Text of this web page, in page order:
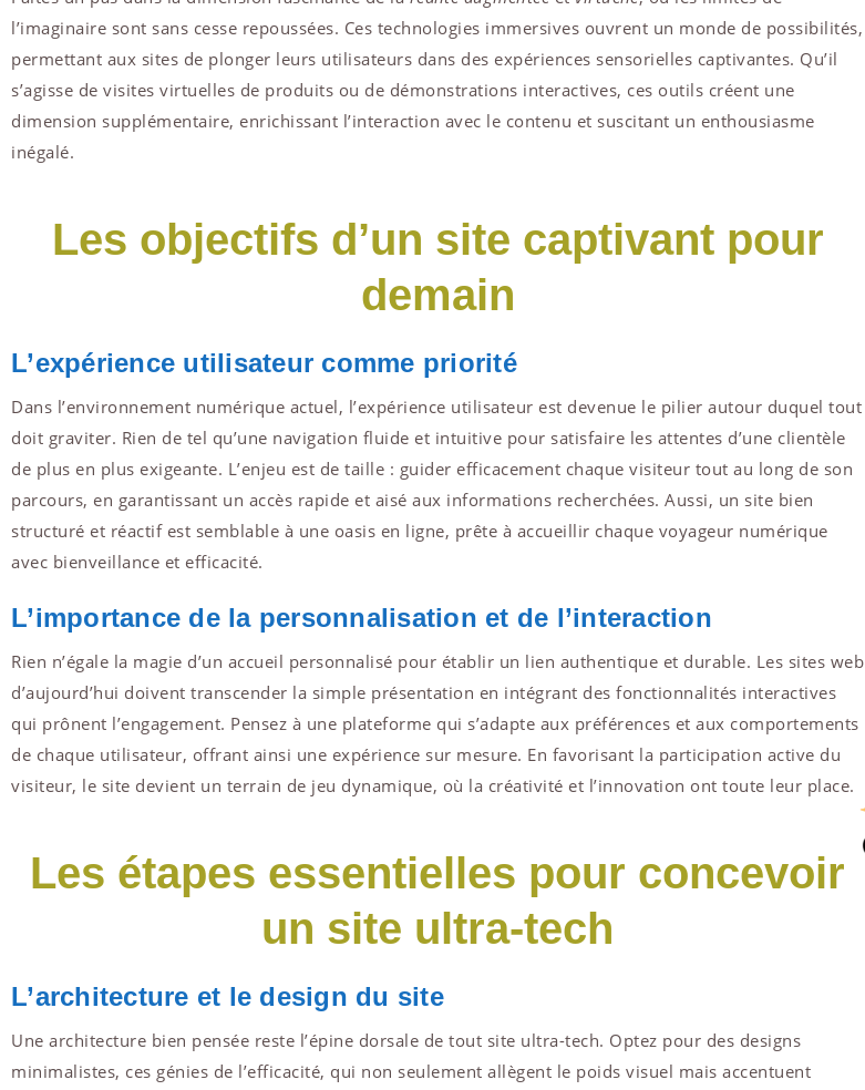
l’imaginaire sont sans cesse repoussées. Ces technologies immersives ouvrent un monde de possibilités,
permettant aux sites de plonger leurs utilisateurs dans des expériences sensorielles captivantes. Qu’il
s’agisse de visites virtuelles de produits ou de démonstrations interactives, ces outils créent une
dimension supplémentaire, enrichissant l’interaction avec le contenu et suscitant un enthousiasme
inégalé.
Les objectifs d’un site captivant pour
demain
L’expérience utilisateur comme priorité
Dans l’environnement numérique actuel, l’expérience utilisateur est devenue le pilier autour duquel tout
doit graviter. Rien de tel qu’une navigation fluide et intuitive pour satisfaire les attentes d’une clientèle
de plus en plus exigeante. L’enjeu est de taille : guider efficacement chaque visiteur tout au long de son
parcours, en garantissant un accès rapide et aisé aux informations recherchées. Aussi, un site bien
structuré et réactif est semblable à une oasis en ligne, prête à accueillir chaque voyageur numérique
avec bienveillance et efficacité.
L’importance de la personnalisation et de l’interaction
Rien n’égale la magie d’un accueil personnalisé pour établir un lien authentique et durable. Les sites web
d’aujourd’hui doivent transcender la simple présentation en intégrant des fonctionnalités interactives
qui prônent l’engagement. Pensez à une plateforme qui s’adapte aux préférences et aux comportements
de chaque utilisateur, offrant ainsi une expérience sur mesure. En favorisant la participation active du
visiteur, le site devient un terrain de jeu dynamique, où la créativité et l’innovation ont toute leur place.
Les étapes essentielles pour concevoir
un site ultra-tech
L’architecture et le design du site
Une architecture bien pensée reste l’épine dorsale de tout site ultra-tech. Optez pour des designs
minimalistes, ces génies de l’efficacité, qui non seulement allègent le poids visuel mais accentuent